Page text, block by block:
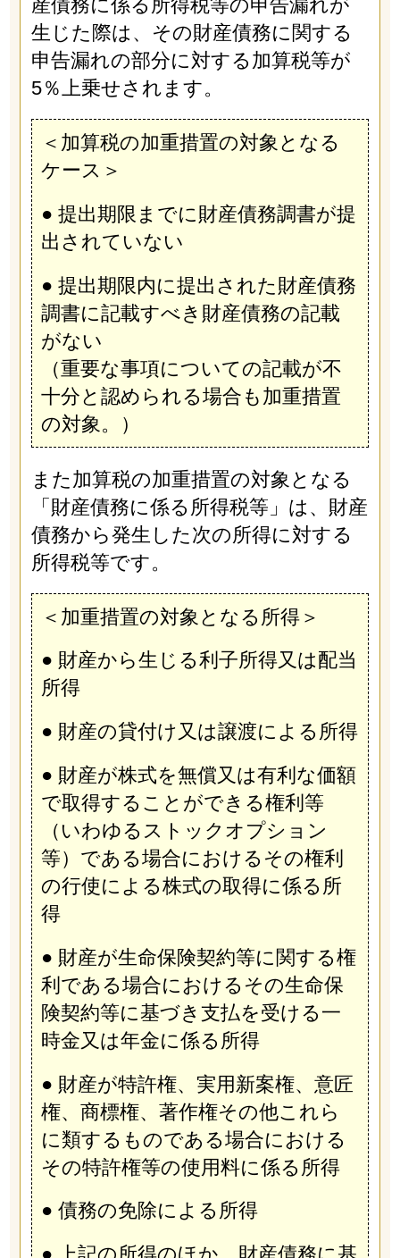
産債務に係る所得税等の申告漏れが
生じた際は、その財産債務に関する
申告漏れの部分に対する加算税等が
5％上乗せされます。
＜加算税の加重措置の対象となる
ケース＞
● 提出期限までに財産債務調書が提
出されていない
● 提出期限内に提出された財産債務
調書に記載すべき財産債務の記載
がない
（重要な事項についての記載が不
十分と認められる場合も加重措置
の対象。）
また加算税の加重措置の対象となる
「財産債務に係る所得税等」は、財産
債務から発生した次の所得に対する
所得税等です。
＜加重措置の対象となる所得＞
● 財産から生じる利子所得又は配当
所得
● 財産の貸付け又は譲渡による所得
● 財産が株式を無償又は有利な価額
で取得することができる権利等
（いわゆるストックオプション
等）である場合におけるその権利
の行使による株式の取得に係る所
得
● 財産が生命保険契約等に関する権
利である場合におけるその生命保
険契約等に基づき支払を受ける一
時金又は年金に係る所得
● 財産が特許権、実用新案権、意匠
権、商標権、著作権その他これら
に類するものである場合における
その特許権等の使用料に係る所得
● 債務の免除による所得